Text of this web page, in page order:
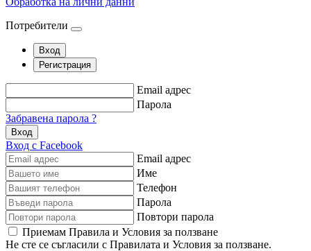
Потребители
Вход
Регистрация
Email адрес
Парола
Забравена парола ?
Вход
Вход с Facebook
Email адрес
Име
Телефон
Парола
Повтори парола
Приемам Правила и Условия за ползване
Не сте се съгласили с Правилата и Условия за ползване.